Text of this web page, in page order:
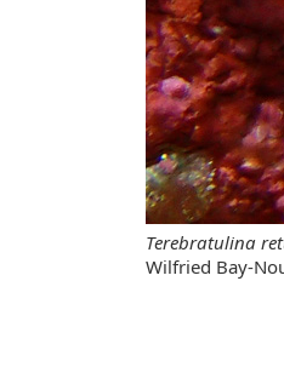
Terebratulina
Wilfried Bay-